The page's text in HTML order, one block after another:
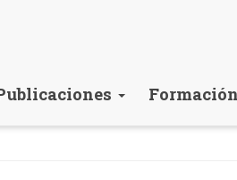
Formación